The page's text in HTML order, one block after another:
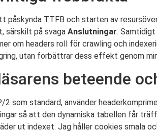
påskynda TTFB och starten av
särskilt på svaga Anslutningar.
om headers roll för crawling och
utan förbättrar dess effekt genom
beteende
2 som standard, använder
så att den dynamiska tabellen får
ut indexet. Jag håller cookies smala